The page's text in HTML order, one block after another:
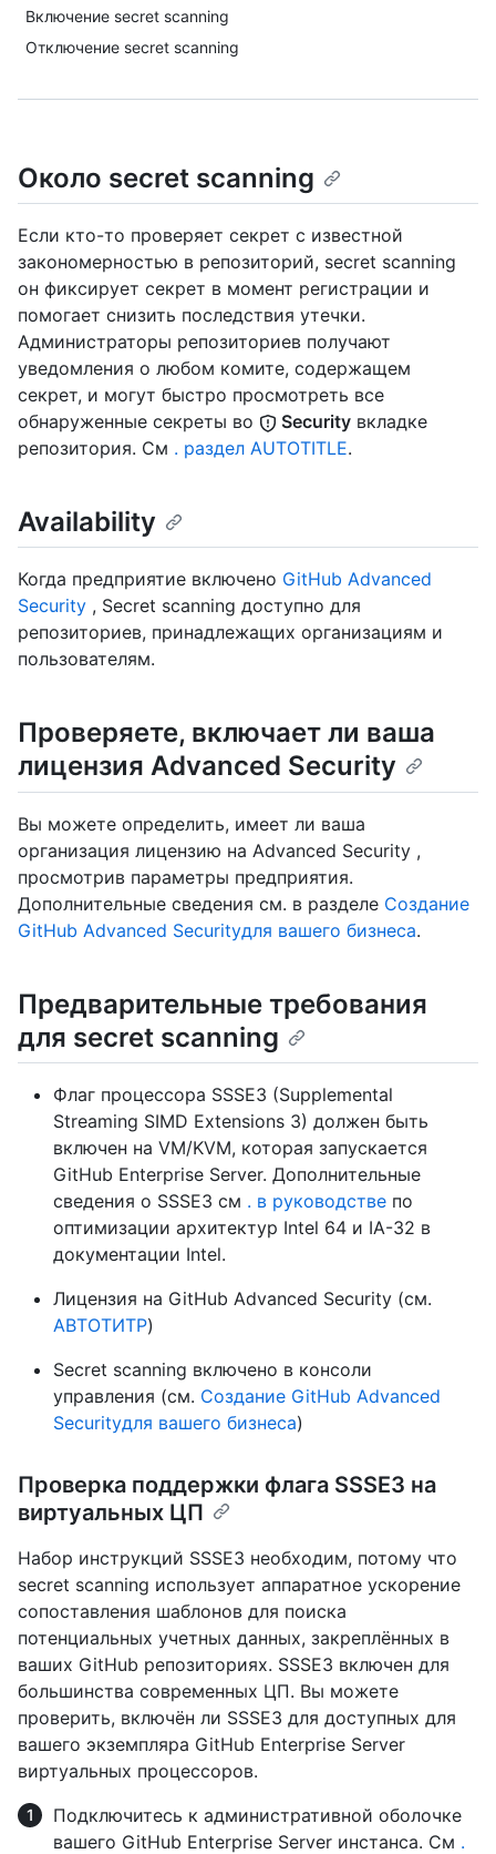
Включение secret scanning
Отключение secret scanning
Около secret scanning
Если кто-то проверяет секрет с известной
закономерностью в репозиторий, secret scanning
он фиксирует секрет в момент регистрации и
помогает снизить последствия утечки.
Администраторы репозиториев получают
уведомления о любом комите, содержащем
секрет, и могут быстро просмотреть все
обнаруженные секреты во
Security вкладке
репозитория. См . раздел AUTOTITLE.
Availability
Когда предприятие включено GitHub Advanced
Security , Secret scanning доступно для
репозиториев, принадлежащих организациям и
пользователям.
Проверяете, включает ли ваша
лицензия Advanced Security
Вы можете определить, имеет ли ваша
организация лицензию на Advanced Security ,
просмотрив параметры предприятия.
Дополнительные сведения см. в разделе Создание
GitHub Advanced Securityдля вашего бизнеса.
Предварительные требования
для secret scanning
Флаг процессора SSSE3 (Supplemental
Streaming SIMD Extensions 3) должен быть
включен на VM/KVM, которая запускается
GitHub Enterprise Server. Дополнительные
сведения о SSSE3 см . в руководстве по
оптимизации архитектур Intel 64 и IA-32 в
документации Intel.
Лицензия на GitHub Advanced Security (см.
АВТОТИТР)
Secret scanning включено в консоли
управления (см. Создание GitHub Advanced
Securityдля вашего бизнеса)
Проверка поддержки флага SSSE3 на
виртуальных ЦП
Набор инструкций SSSE3 необходим, потому что
secret scanning использует аппаратное ускорение
сопоставления шаблонов для поиска
потенциальных учетных данных, закреплённых в
ваших GitHub репозиториях. SSSE3 включен для
большинства современных ЦП. Вы можете
проверить, включён ли SSSE3 для доступных для
вашего экземпляра GitHub Enterprise Server
виртуальных процессоров.
Подключитесь к административной оболочке
вашего GitHub Enterprise Server инстанса. См .